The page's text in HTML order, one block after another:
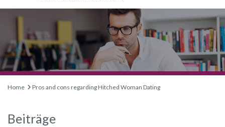
Home Pros and cons regarding Hitched Woman Dating
Beiträge